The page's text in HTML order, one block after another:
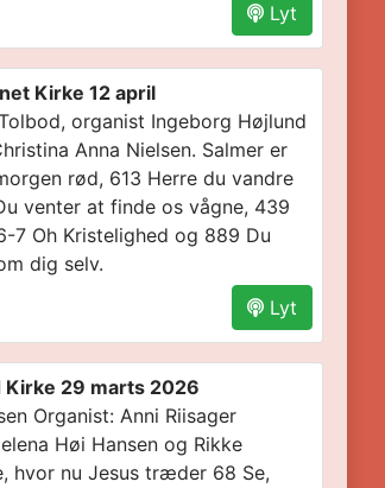
Lyt
Kirke 12 april
organist Ingeborg Højlund
Anna Nielsen. Salmer er
rød, 613 Herre du vandre
venter at finde os vågne, 439
7 Oh Kristelighed og 889 Du
dig selv.
Lyt
Kirke 29 marts 2026
Organist: Anni Riisager
Høi Hansen og Rikke
hvor nu Jesus træder 68 Se,